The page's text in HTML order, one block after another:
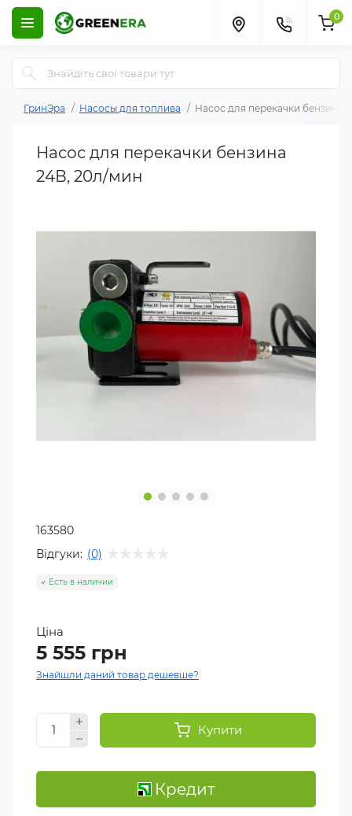
0
ГринЭра Насосы для топлива Насос для перекачки бензина
Насос для перекачки бензина
24В, 20л/мин
163580
Відгуки: (0)
Есть в наличии
Ціна
5 555 грн
Знайшли даний товар дешевше?
Купити
Кредит